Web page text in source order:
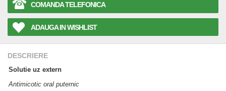
COMANDA TELEFONICA
ADAUGA IN WISHLIST
DESCRIERE
Solutie uz extern
Antimicotic oral puternic